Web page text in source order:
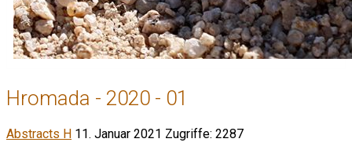
Hromada - 2020 - 01
Abstracts H 11. Januar 2021 Zugriffe: 2287